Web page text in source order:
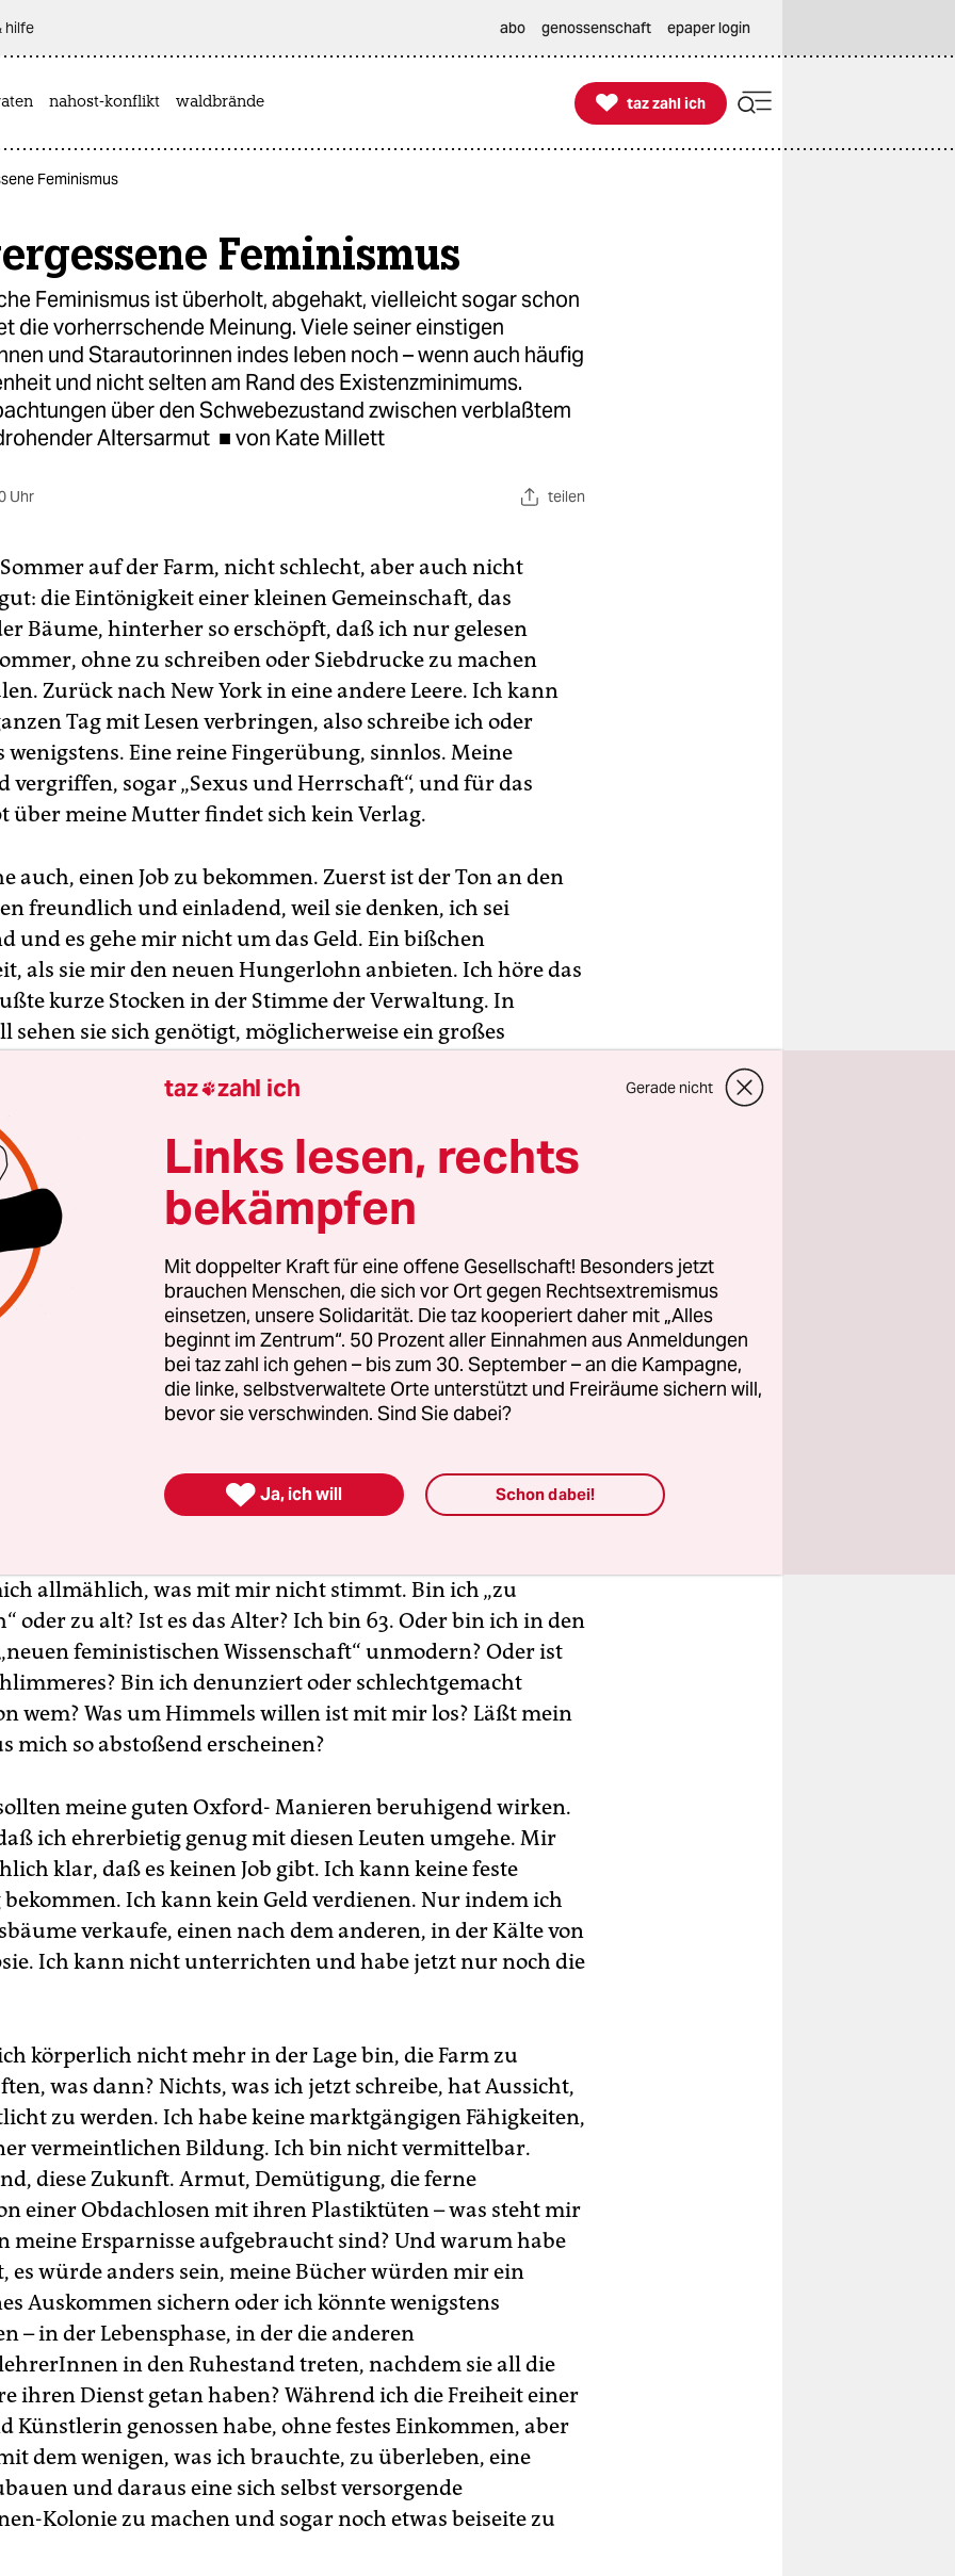
hilfe abo genossenschaft epaper login
nahost-konflikt waldbrände 
taz zahl ich
taz zahl ich
Feminismus
Feminismus
Feminismus ist überholt, abgehakt, vielleicht sogar schon
die vorherrschende Meinung. Viele seiner einstigen
und Starautorinnen indes leben noch – wenn auch häufig
und nicht selten am Rand des Existenzminimums.
über den Schwebezustand zwischen verblaßtem
Altersarmut ■ von Kate Millett
Uhr teilen
auf der Farm, nicht schlecht, aber auch nicht
die Eintönigkeit einer kleinen Gemeinschaft, das
Bäume, hinterher so erschöpft, daß ich nur gelesen
ohne zu schreiben oder Siebdrucke zu machen
Zurück nach New York in eine andere Leere. Ich kann
Tag mit Lesen verbringen, also schreibe ich oder
wenigstens. Eine reine Fingerübung, sinnlos. Meine
vergriffen, sogar „Sexus und Herrschaft“, und für das
über meine Mutter findet sich kein Verlag.
auch, einen Job zu bekommen. Zuerst ist der Ton an den
freundlich und einladend, weil sie denken, ich sei
und es gehe mir nicht um das Geld. Ein bißchen
als sie mir den neuen Hungerlohn anbieten. Ich höre das
kurze Stocken in der Stimme der Verwaltung. In
sehen sie sich genötigt, möglicherweise ein großes
„Natürlich nicht, niemand kann das.“ Sie lachen in sich
sitzen dabei selber auf ihren 50.000- bis 100.000-
Ich habe promovierte Freundinnen, die nicht
Dollar im Jahr verdienen, sich an fünf verschiedenen
mühsam durchschlagen, ihr Leben im Auto verbringen
am Abgrund stehen.
zu alt, ich brauche mehr. „Ach, unser Budget“, klagen sie,
wirklich keine Mittel zur Verfügung, so gern wir Sie auch
„Qualifiziert bin ich doch?“ frage ich, nicht als eine
sondern als angesehene Wissenschaftlerin mit
Büchern. Sie würden sich wieder melden. Aber sie tun
allmählich, was mit mir nicht stimmt. Bin ich „zu
oder zu alt? Ist es das Alter? Ich bin 63. Oder bin ich in den
feministischen Wissenschaft“ unmodern? Oder ist
Bin ich denunziert oder schlechtgemacht
wem? Was um Himmels willen ist mit mir los? Läßt mein
mich so abstoßend erscheinen?
meine guten Oxford- Manieren beruhigend wirken.
ich ehrerbietig genug mit diesen Leuten umgehe. Mir
klar, daß es keinen Job gibt. Ich kann keine feste
Ich kann kein Geld verdienen. Nur indem ich
verkaufe, einen nach dem anderen, in der Kälte von
Ich kann nicht unterrichten und habe jetzt nur noch die
körperlich nicht mehr in der Lage bin, die Farm zu
was dann? Nichts, was ich jetzt schreibe, hat Aussicht,
zu werden. Ich habe keine marktgängigen Fähigkeiten,
vermeintlichen Bildung. Ich bin nicht vermittelbar.
diese Zukunft. Armut, Demütigung, die ferne
einer Obdachlosen mit ihren Plastiktüten – was steht mir
meine Ersparnisse aufgebraucht sind? Und warum habe
es würde anders sein, meine Bücher würden mir ein
Auskommen sichern oder ich könnte wenigstens
– in der Lebensphase, in der die anderen
in den Ruhestand treten, nachdem sie all die
ihren Dienst getan haben? Während ich die Freiheit einer
Künstlerin genossen habe, ohne festes Einkommen, aber
dem wenigen, was ich brauchte, zu überleben, eine
und daraus eine sich selbst versorgende
Kolonie zu machen und sogar noch etwas beiseite zu
taz zahl ich Gerade nicht
Links lesen, rechts
bekämpfen
Mit doppelter Kraft für eine offene Gesellschaft! Besonders jetzt
brauchen Menschen, die sich vor Ort gegen Rechtsextremismus
einsetzen, unsere Solidarität. Die taz kooperiert daher mit „Alles
beginnt im Zentrum“. 50 Prozent aller Einnahmen aus Anmeldungen
bei taz zahl ich gehen – bis zum 30. September – an die Kampagne,
die linke, selbstverwaltete Orte unterstützt und Freiräume sichern will,
bevor sie verschwinden. Sind Sie dabei?
 Ja, ich will Schon dabei!